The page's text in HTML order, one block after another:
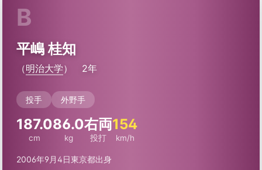
B
平嶋 桂知
（明治大学） 2年
投手 外野手
187.0
cm
86.0
kg
右両
投打
154
km/h
2006年9月4日東京都出身